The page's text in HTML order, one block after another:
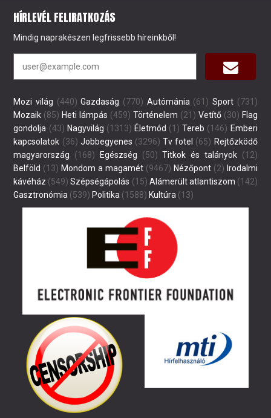
HÍRLEVÉL FELIRATKOZÁS
Mindig naprakészen legfrissebb híreinkből!
Mozi világ (440) Gazdaság (770) Autómánia (61) Sport (731)
Mozaik (85) Heti lámpás (459) Történelem (21) Vetítő(30) Flag
gondolja (43) Nagyvilág (1313) Életmód (1) Tereb (146) Emberi
kapcsolatok (36) Jobbegyenes (3296) Tv fotel (65) Rejtőzködő
magyarország (168) Egészség (50) Titkok és talányok(12)
Belföld (13) Mondom a magamét (9467) Nézőpont(2) Irodalmi
kávéház (549) Szépségápolás (15) Alámerült atlantiszom (142)
Gasztronómia (539) Politika (1588) Kultúra (13)